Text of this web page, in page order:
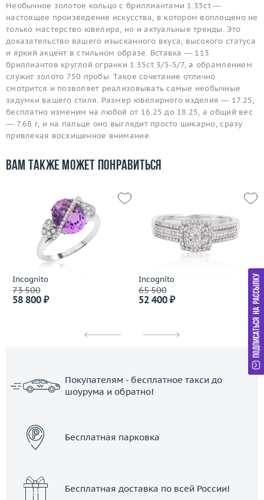
Необычное золотое кольцо с бриллиантами 1.35ct —
настоящее произведение искусства, в котором воплощено не
только мастерство ювелира, но и актуальные тренды. Это
доказательство вашего изысканного вкуса, высокого статуса
и яркий акцент в стильном образе. Вставка — 113
бриллиантов круглой огранки 1.35ct 3/5-5/7, а обрамлением
служит золото 750 пробы. Такое сочетание отлично
смотрится и позволяет реализовывать самые необычные
задумки вашего стиля. Размер ювелирного изделия — 17.25,
бесплатно изменим на любой от 16.25 до 18.25, а общий вес
— 7.68 г, и на пальце оно выглядит просто шикарно, сразу
привлекая восхищенное внимание.
Вам также может понравиться
Incognito
73 500
58 800 ₽
Incognito
65 500
52 400 ₽
Покупателям - бесплатное такси до
шоурума и обратно!
Бесплатная парковка
Бесплатная доставка по всей России!